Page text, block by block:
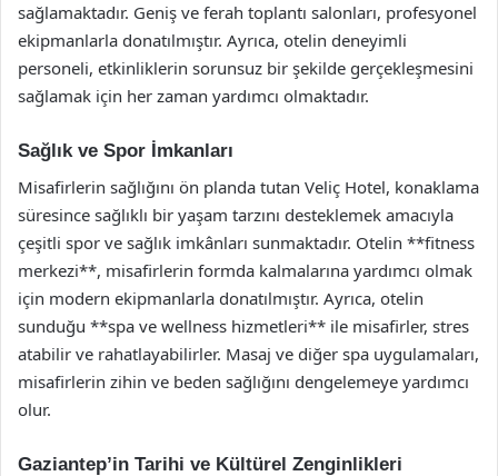
sağlamaktadır. Geniş ve ferah toplantı salonları, profesyonel
ekipmanlarla donatılmıştır. Ayrıca, otelin deneyimli
personeli, etkinliklerin sorunsuz bir şekilde gerçekleşmesini
sağlamak için her zaman yardımcı olmaktadır.
Sağlık ve Spor İmkanları
Misafirlerin sağlığını ön planda tutan Veliç Hotel, konaklama
süresince sağlıklı bir yaşam tarzını desteklemek amacıyla
çeşitli spor ve sağlık imkânları sunmaktadır. Otelin **fitness
merkezi**, misafirlerin formda kalmalarına yardımcı olmak
için modern ekipmanlarla donatılmıştır. Ayrıca, otelin
sunduğu **spa ve wellness hizmetleri** ile misafirler, stres
atabilir ve rahatlayabilirler. Masaj ve diğer spa uygulamaları,
misafirlerin zihin ve beden sağlığını dengelemeye yardımcı
olur.
Gaziantep’in Tarihi ve Kültürel Zenginlikleri